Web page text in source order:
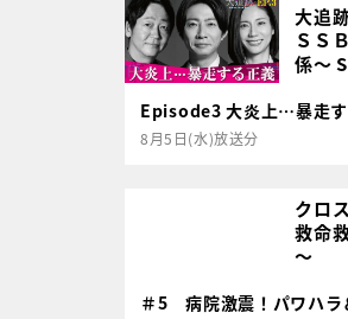
大追
ＳＳ
係～
Episode3 大炎上…暴走
8月5日(水)放送分
クロ
救命
～
＃5 病院激震！パワハラ